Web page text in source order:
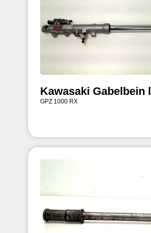
Kawasaki Gabelbein l
GPZ 1000 RX